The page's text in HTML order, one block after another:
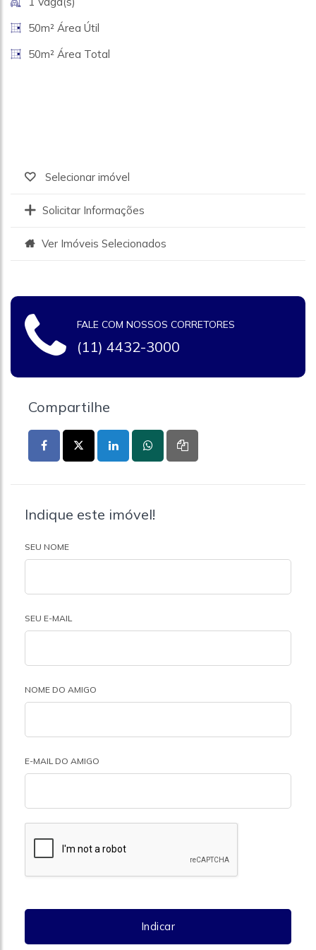
50m² Área Útil
50m² Área Total
Selecionar imóvel
Solicitar Informações
Ver Imóveis Selecionados
FALE COM NOSSOS CORRETORES
(11) 4432-3000
Compartilhe
Indique este imóvel!
SEU NOME
SEU E-MAIL
NOME DO AMIGO
E-MAIL DO AMIGO
Indicar